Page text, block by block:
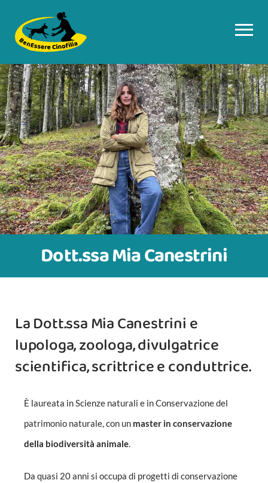
Dott.ssa Mia Canestrini
La Dott.ssa Mia Canestrini e
lupologa, zoologa, divulgatrice
scientifica, scrittrice e conduttrice.
È laureata in Scienze naturali e in Conservazione del
patrimonio naturale, con un master in conservazione
della biodiversità animale.
Da quasi 20 anni si occupa di progetti di conservazione